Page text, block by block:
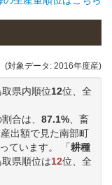
(対象データ: 2016年度産)
県内順位12位、全
合は、 87.1% 、畜
出額で見た南部町
ています。 「耕種
県順位は12位、全